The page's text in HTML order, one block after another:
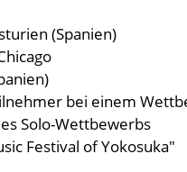
(Spanien)
bei einem
Solo-Wettbewerbs
Festival of Yokosuka"